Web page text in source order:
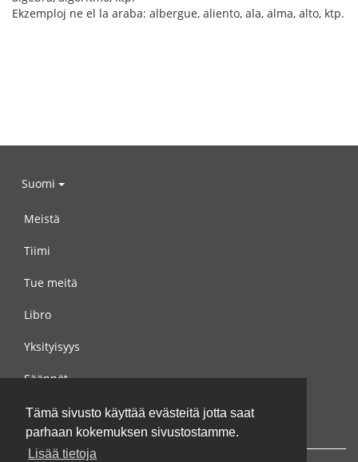
Tämä sivusto käyttää evästeitä jotta saat
parhaan kokemuksen sivustostamme.
Lisää tietoja
Ekzemploj ne el la araba: albergue, aliento, ala, alma, alto, ktp.
Suomi
Meistä
Tiimi
Tue meitä
Libro
Yksityisyys
Säännöt
Ota yhteyttä meihin